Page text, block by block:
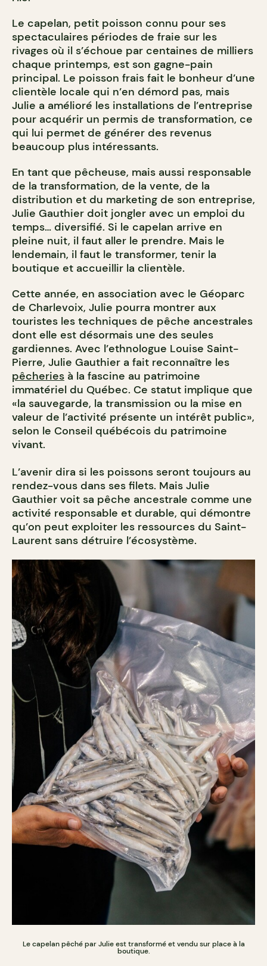
Le capelan, petit poisson connu pour ses
spectaculaires périodes de fraie sur les
rivages où il s’échoue par centaines de milliers
chaque printemps, est son gagne-pain
principal. Le poisson frais fait le bonheur d’une
clientèle locale qui n’en démord pas, mais
Julie a amélioré les installations de l’entreprise
pour acquérir un permis de transformation, ce
qui lui permet de générer des revenus
beaucoup plus intéressants.
En tant que pêcheuse, mais aussi responsable
de la transformation, de la vente, de la
distribution et du marketing de son entreprise,
Julie Gauthier doit jongler avec un emploi du
temps… diversifié. Si le capelan arrive en
pleine nuit, il faut aller le prendre. Mais le
lendemain, il faut le transformer, tenir la
boutique et accueillir la clientèle.
Cette année, en association avec le Géoparc
de Charlevoix, Julie pourra montrer aux
touristes les techniques de pêche ancestrales
dont elle est désormais une des seules
gardiennes. Avec l’ethnologue Louise Saint-
Pierre, Julie Gauthier a fait reconnaître les
pêcheries à la fascine au patrimoine
immatériel du Québec. Ce statut implique que
«la sauvegarde, la transmission ou la mise en
valeur de l’activité présente un intérêt public»,
selon le Conseil québécois du patrimoine
vivant.
L’avenir dira si les poissons seront toujours au
rendez-vous dans ses filets. Mais Julie
Gauthier voit sa pêche ancestrale comme une
activité responsable et durable, qui démontre
qu’on peut exploiter les ressources du Saint-
Laurent sans détruire l’écosystème.
Le capelan pêché par Julie est transformé et vendu sur place à la
boutique.